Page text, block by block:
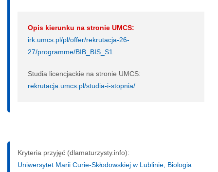
Opis kierunku na stronie UMCS:
irk.umcs.pl/pl/offer/rekrutacja-26-
27/programme/BIB_BIS_S1
Studia licencjackie na stronie UMCS:
rekrutacja.umcs.pl/studia-i-stopnia/
Kryteria przyjęć (dlamaturzysty.info):
Uniwersytet Marii Curie-Skłodowskiej w Lublinie, Biologia